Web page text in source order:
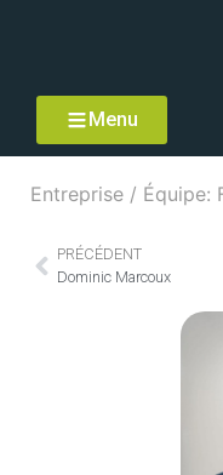
Menu
Entreprise / Équipe:
PRÉCÉDENT
Dominic Marcoux